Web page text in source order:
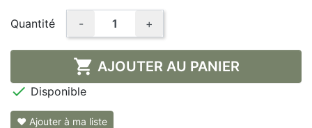
Quantité - +
 AJOUTER AU PANIER
 Disponible
❤ Ajouter à ma liste